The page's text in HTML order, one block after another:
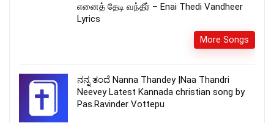
எனைத் தேடி வந்தீர் – Enai Thedi Vandheer
Lyrics
More Songs
ನನ್ನ ತಂದೆ Nanna Thandey |Naa Thandri
Neevey Latest Kannada christian song by
Pas.Ravinder Vottepu